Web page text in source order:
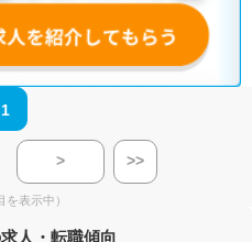
1
> >>
を表示中）
人・転職傾向